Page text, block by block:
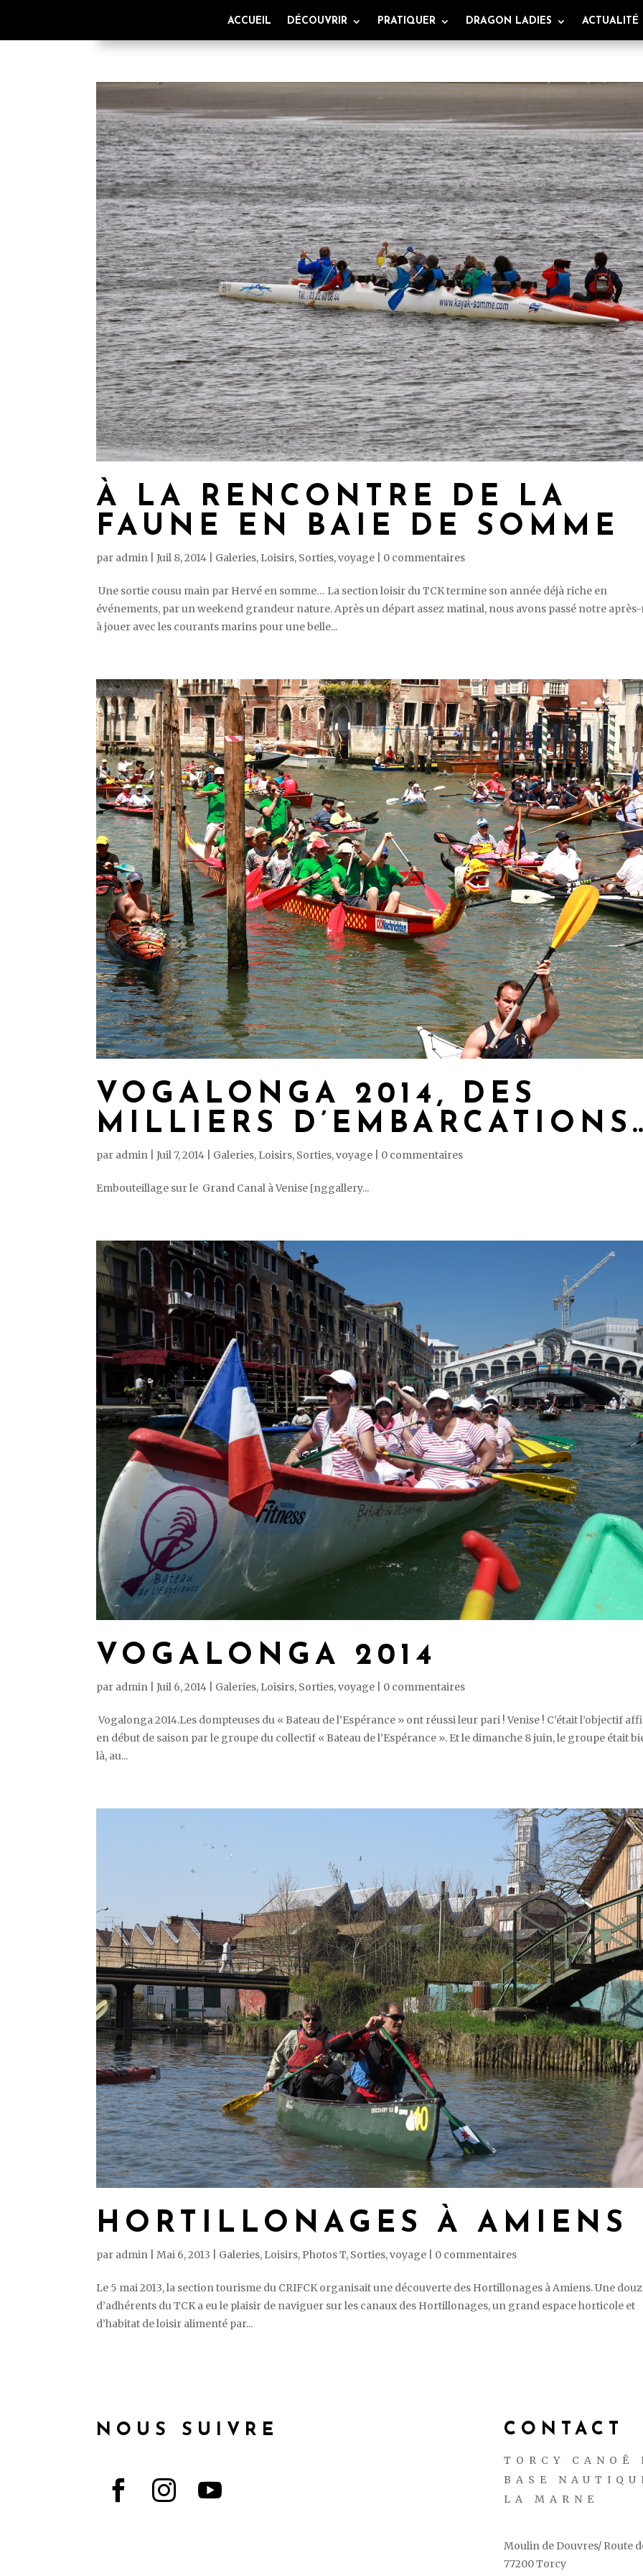
ACCUEIL DÉCOUVRIR PRATIQUER DRAGON LADIES ACTUALITÉ
À LA RENCONTRE DE LA
FAUNE EN BAIE DE SOMME
par admin |Juil 8, 2014 Galeries, Loisirs, Sorties,voyage 0 commentaires
Une sortie cousu main par Hervé en somme… La section loisir du TCK termine son année déjà riche en
événements, par un weekend grandeur nature. Après un départ assez matinal, nous avons passé notre
à jouer avec les courants marins pour une belle...
VOGALONGA 2014, DES
MILLIERS
par admin |Juil 7, 2014 Galeries, Loisirs, Sorties,voyage 0 commentaires
Embouteillage sur le Grand Canal à Venise [nggallery...
VOGALONGA 2014
par admin |Juil 6, 2014 Galeries, Loisirs, Sorties,voyage 0 commentaires
Vogalonga 2014.Les dompteuses du « Bateau de l’Espérance » ont réussi leur pari ! Venise ! C’était l’objectif
en début de saison par le groupe du collectif « Bateau de l’Espérance ». Et le dimanche 8 juin, le groupe était
là, au...
HORTILLONAGES À AMIENS
par admin |Mai 6, 2013 Galeries, Loisirs, Photos T, Sorties,voyage 0 commentaires
Le 5 mai 2013, la section tourisme du CRIFCK organisait une découverte des Hortillonages à Amiens. Une
d’adhérents du TCK a eu le plaisir de naviguer sur les canaux des Hortillonages, un grand espace horticole et
d’habitat de loisir alimenté par...
NOUS SUIVRE
  
CONTACT
TORCY CANOË
BASE
LA MARNE
Moulin de Douvres/ Route
77200 Torcy